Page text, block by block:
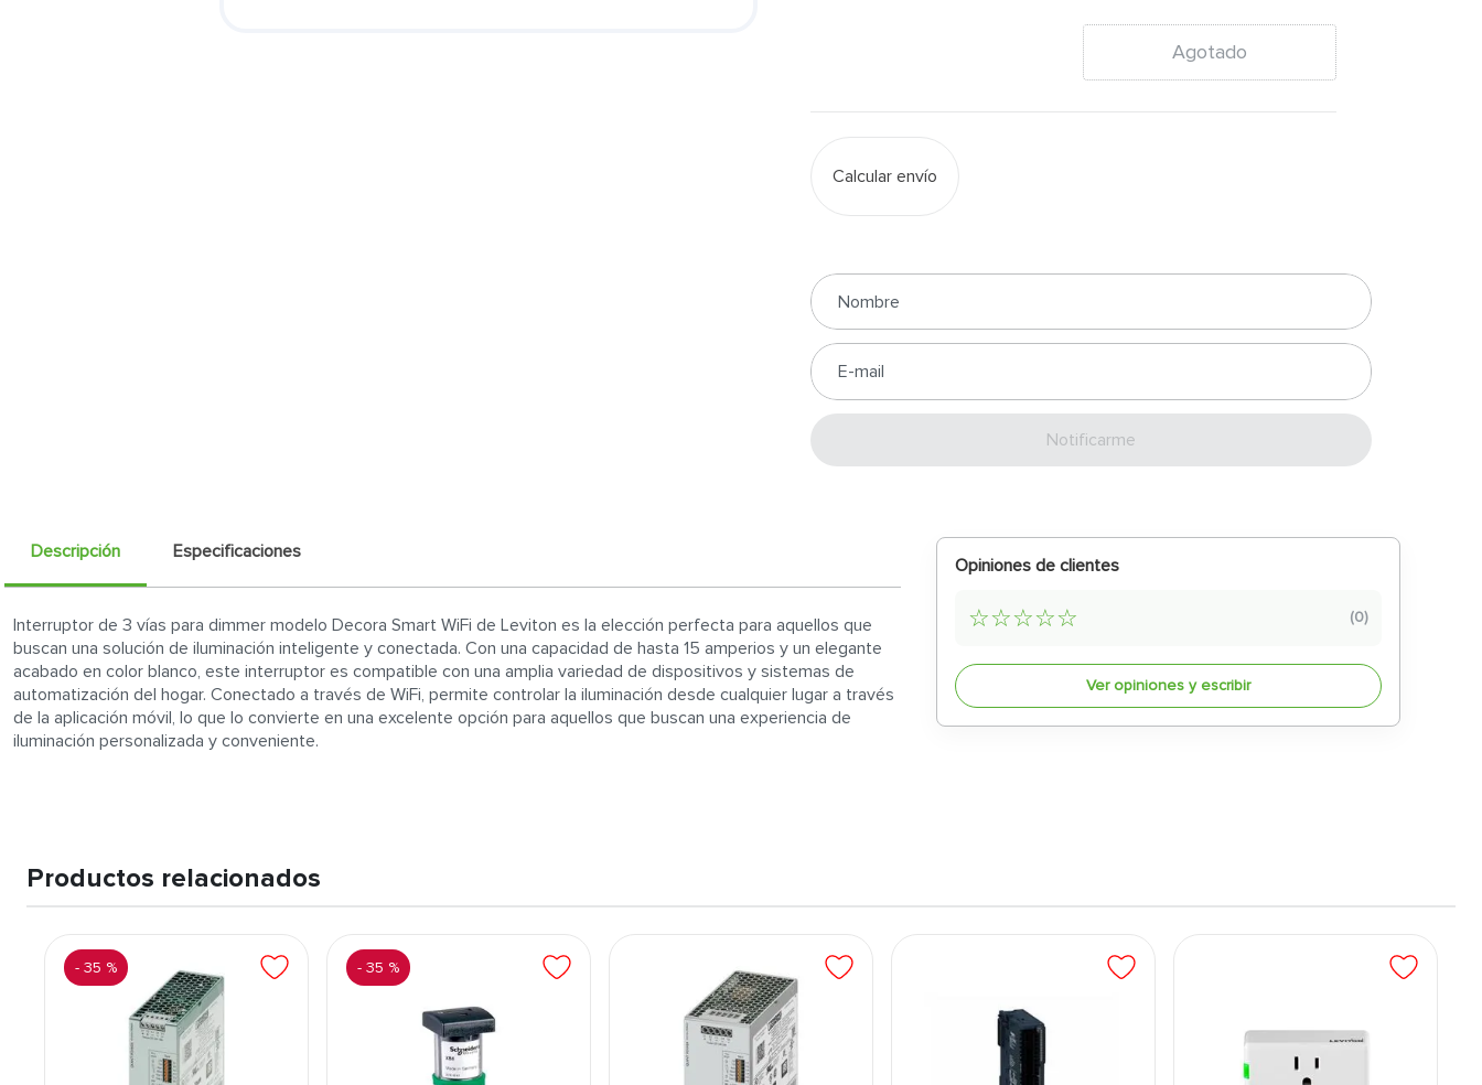
Agotado
Calcular envío
Enviar
Descripción Especificaciones
Interruptor de 3 vías para dimmer modelo Decora Smart WiFi de Leviton es la elección perfecta para aquellos que
buscan una solución de iluminación inteligente y conectada. Con una capacidad de hasta 15 amperios y un elegante
acabado en color blanco, este interruptor es compatible con una amplia variedad de dispositivos y sistemas de
automatización del hogar. Conectado a través de WiFi, permite controlar la iluminación desde cualquier lugar a través
de la aplicación móvil, lo que lo convierte en una excelente opción para aquellos que buscan una experiencia de
iluminación personalizada y conveniente.
Opiniones de clientes
☆☆☆☆☆ (0)
Ver opiniones y escribir
Productos relacionados
- 35 % - 35 %